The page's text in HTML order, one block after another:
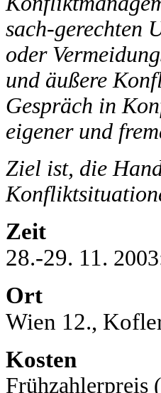
sach-gerechten
oder
und äußere
Gespräch in
eigener und
Ziel ist, die
Zeit
28.-29. 11.
Ort
Wien 12.,
Kosten
Frühzahlerpreis